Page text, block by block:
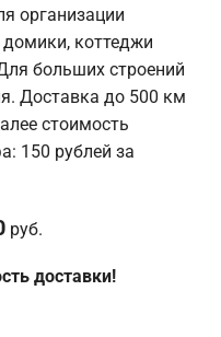
организации
коттеджи
больших строений
Доставка до 500 км
стоимость
150 рублей за
руб.
доставки!